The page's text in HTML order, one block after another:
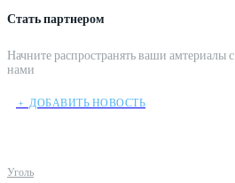
Стать партнером
Начните распространять ваши амтериалы с
нами
﹢ ДОБАВИТЬ НОВОСТЬ
Уголь